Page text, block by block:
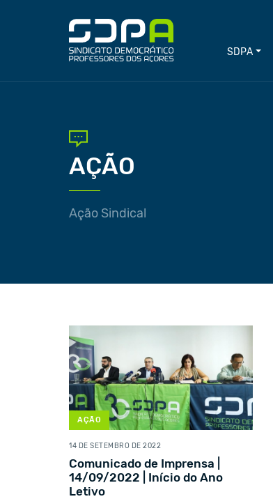
SDPA
AÇÃO
Ação Sindical
AÇÃO
14 DE SETEMBRO DE 2022
Comunicado de Imprensa |
14/09/2022 | Início do Ano
Letivo